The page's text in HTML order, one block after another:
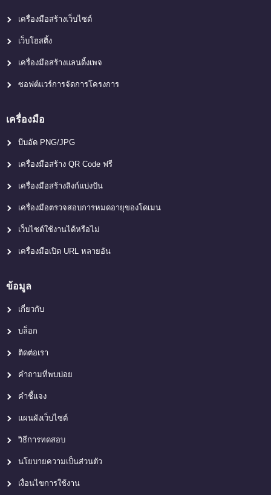
เครื่องมือสร้างเว็บไซต์
เว็บโฮสติ้ง
เครื่องมือสร้างแลนดิ้งเพจ
ซอฟต์แวร์การจัดการโครงการ
เครื่องมือ
บีบอัด PNG/JPG
เครื่องมือสร้าง QR Code ฟรี
เครื่องมือสร้างลิงก์แบ่งปัน
เครื่องมือตรวจสอบการหมดอายุของโดเมน
เว็บไซต์ใช้งานได้หรือไม่
เครื่องมือเปิด URL หลายอัน
ข้อมูล
เกี่ยวกับ
บล็อก
ติดต่อเรา
คำถามที่พบบ่อย
คำชี้แจง
แผนผังเว็บไซต์
วิธีการทดสอบ
นโยบายความเป็นส่วนตัว
เงื่อนไขการใช้งาน